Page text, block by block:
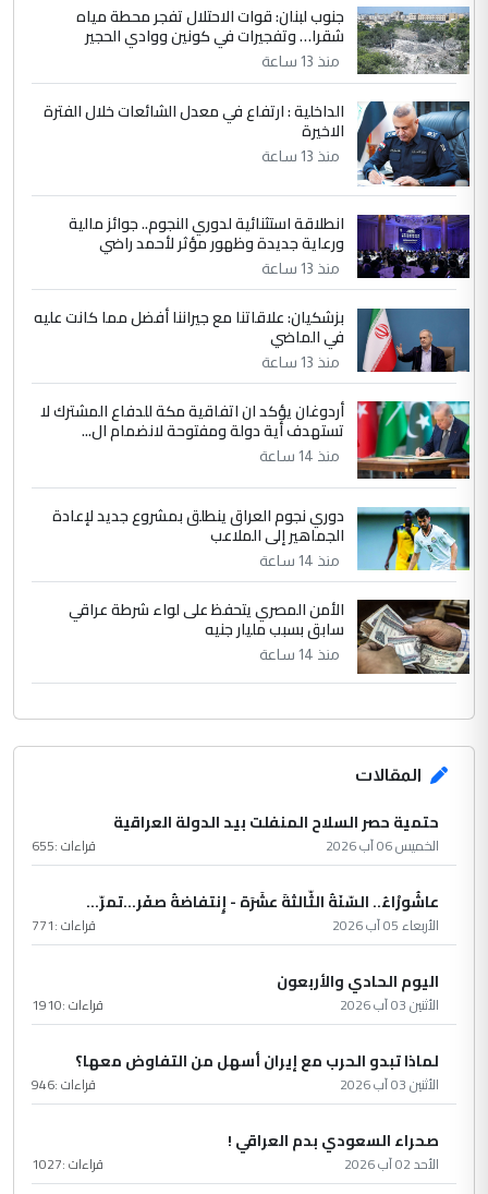
4 سردار
التعليق : واحد من عصابة علي ماما يسقط
جنسية الرافد الثالث للعراق ومن اصول عريقة
ابا فرات ...
الموضوع :
الجواهري يرد على صدام حسين سل
مضجعيك يابن الزنا (نص كامل)
5 سردار
التعليق : واحد من عصابة علي ماما يسقط
جنسية الرافد الثالث للعراق ومن اصول عريقة
الموضوع :
الجواهري يرد على صدام حسين سل
مضجعيك يابن الزنا (نص كامل)
جنوب لبنان: قوات الاحتلال تفجر محطة مياه
شقرا… وتفجيرات في كونين ووادي الحجير
منذ 13 ساعة
الداخلية : ارتفاع في معدل الشائعات خلال الفترة
الاخيرة
منذ 13 ساعة
انطلاقة استثنائية لدوري النجوم.. جوائز مالية
ورعاية جديدة وظهور مؤثر لأحمد راضي
منذ 13 ساعة
بزشكيان: علاقاتنا مع جيراننا أفضل مما كانت عليه
في الماضي
منذ 13 ساعة
أردوغان يؤكد ان اتفاقية مكة للدفاع المشترك لا
تستهدف أية دولة ومفتوحة لانضمام ال...
منذ 14 ساعة
دوري نجوم العراق ينطلق بمشروع جديد لإعادة
الجماهير إلى الملاعب
منذ 14 ساعة
الأمن المصري يتحفظ على لواء شرطة عراقي
سابق بسبب مليار جنيه
منذ 14 ساعة
المقالات
حتمية حصر السلاح المنفلت بيد الدولة العراقية
الخميس 06 آب 2026 قراءات :655
عاشُورْاءُ.. السّنَةُ الثّالثةَ عشَرَة - إِنتفاضةُ صفَر…تمرّ...
الأربعاء 05 آب 2026 قراءات :771
اليوم الحادي والأربعون
الأثنين 03 آب 2026 قراءات :1910
لماذا تبدو الحرب مع إيران أسهل من التفاوض معها؟
الأثنين 03 آب 2026 قراءات :946
صحراء السعودي بدم العراقي !
الأحد 02 آب 2026 قراءات :1027